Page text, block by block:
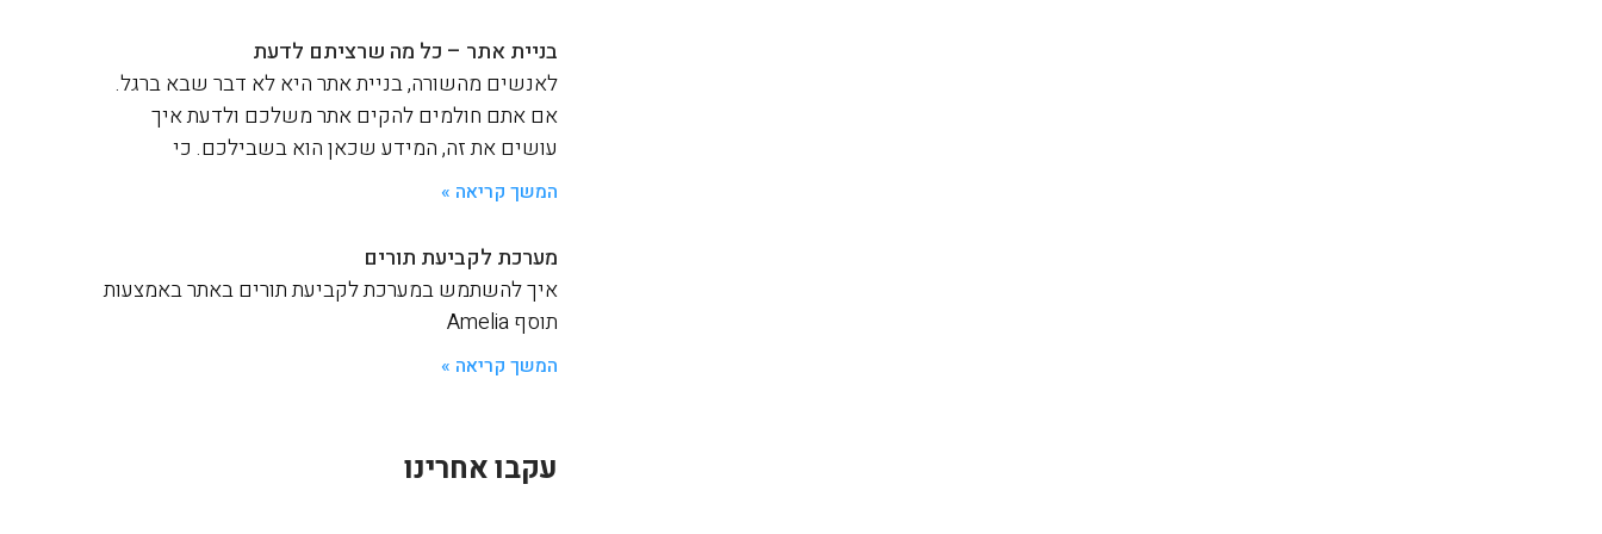
בניית אתר – כל מה שרציתם לדעת
לאנשים מהשורה, בניית אתר היא לא דבר שבא ברגל.
אם אתם חולמים להקים אתר משלכם ולדעת איך
עושים את זה, המידע שכאן הוא בשבילכם. כי
המשך קריאה »
מערכת לקביעת תורים
איך להשתמש במערכת לקביעת תורים באתר באמצעות
תוסף Amelia
המשך קריאה »
עקבו אחרינו